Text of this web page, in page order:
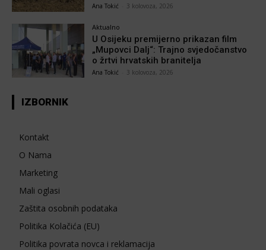
Ana Tokić 3 kolovoza, 2026
Aktualno
U Osijeku premijerno prikazan film
„Mupovci Dalj“: Trajno svjedočanstvo
o žrtvi hrvatskih branitelja
Ana Tokić 3 kolovoza, 2026
IZBORNIK
Kontakt
O Nama
Marketing
Mali oglasi
Zaštita osobnih podataka
Politika Kolačića (EU)
Politika povrata novca i reklamacija